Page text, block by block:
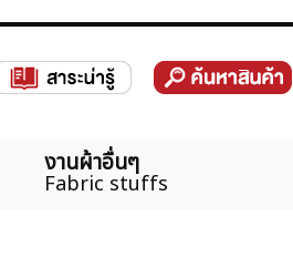
งานผ้าอื่นๆ
Fabric stuffs